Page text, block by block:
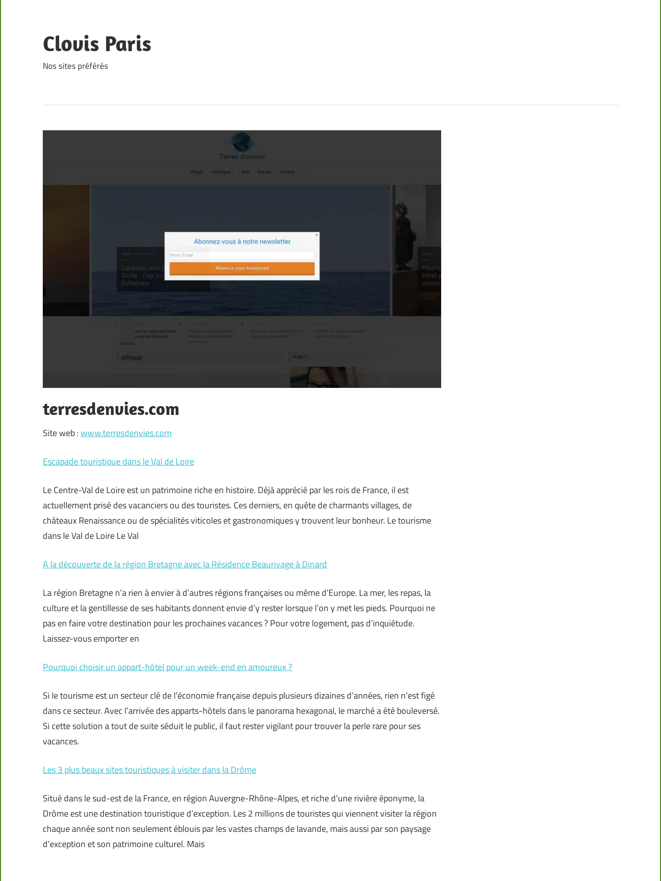
content
Clovis Paris
Nos sites préférés
terresdenvies.com
Site web :www.terresdenvies.com
Escapade touristique dans le Val de Loire
Le Centre-Val de Loire est un patrimoine riche en histoire. Déjà apprécié par les rois de France, il est
actuellement prisé des vacanciers ou des touristes. Ces derniers, en quête de charmants villages, de
châteaux Renaissance ou de spécialités viticoles et gastronomiques y trouvent leur bonheur. Le tourisme
dans le Val de Loire Le Val
A la découverte de la région Bretagne avec la Résidence Beaurivage à Dinard
La région Bretagne n’a rien à envier à d’autres régions françaises ou même d’Europe. La mer, les repas, la
culture et la gentillesse de ses habitants donnent envie d’y rester lorsque l’on y met les pieds. Pourquoi ne
pas en faire votre destination pour les prochaines vacances ? Pour votre logement, pas d’inquiétude.
Laissez-vous emporter en
Pourquoi choisir un appart-hôtel pour un week-end en amoureux ?
Si le tourisme est un secteur clé de l’économie française depuis plusieurs dizaines d’années, rien n’est figé
dans ce secteur. Avec l’arrivée des apparts-hôtels dans le panorama hexagonal, le marché a été bouleversé.
Si cette solution a tout de suite séduit le public, il faut rester vigilant pour trouver la perle rare pour ses
vacances.
Les 3 plus beaux sites touristiques à visiter dans la Drôme
Situé dans le sud-est de la France, en région Auvergne-Rhône-Alpes, et riche d’une rivière éponyme, la
Drôme est une destination touristique d’exception. Les 2 millions de touristes qui viennent visiter la région
chaque année sont non seulement éblouis par les vastes champs de lavande, mais aussi par son paysage
d’exception et son patrimoine culturel. Mais